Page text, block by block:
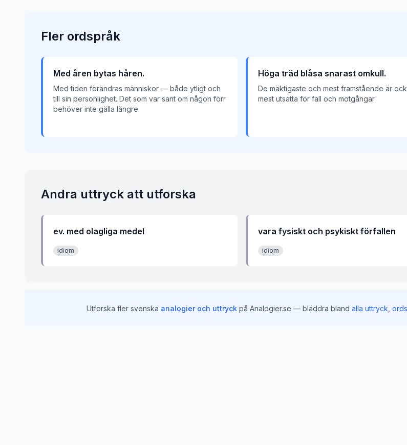
Fler ordspråk
Med åren bytas håren.
Med tiden förändras människor — både ytligt och
till sin personlighet. Det som var sant om någon förr
behöver inte gälla längre.
Höga träd blåsa snarast omkull.
De mäktigaste och mest framstående är
mest utsatta för fall och motgångar.
Andra uttryck att utforska
ev. med olagliga medel
idiom
vara fysiskt och psykiskt förfallen
idiom
Utforska fler svenska analogier och uttryck på Analogier.se — bläddra bland alla uttryck